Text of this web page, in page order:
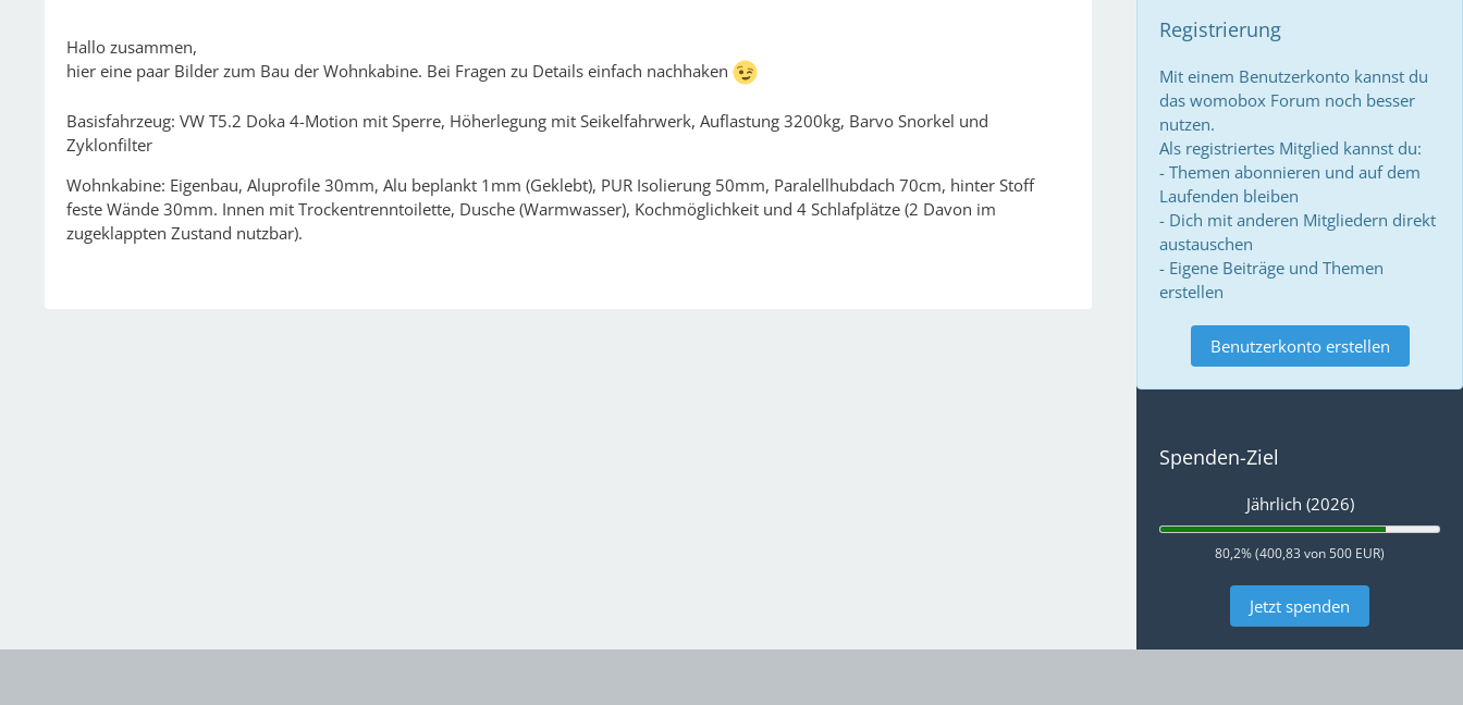
Hallo zusammen,
hier eine paar Bilder zum Bau der Wohnkabine. Bei Fragen zu Details einfach nachhaken
Basisfahrzeug: VW T5.2 Doka 4-Motion mit Sperre, Höherlegung mit Seikelfahrwerk, Auflastung 3200kg, Barvo Snorkel und
Zyklonfilter
Wohnkabine: Eigenbau, Aluprofile 30mm, Alu beplankt 1mm (Geklebt), PUR Isolierung 50mm, Paralellhubdach 70cm, hinter Stoff
feste Wände 30mm. Innen mit Trockentrenntoilette, Dusche (Warmwasser), Kochmöglichkeit und 4 Schlafplätze (2 Davon im
zugeklappten Zustand nutzbar).
Registrierung
Mit einem Benutzerkonto kannst du
das womobox Forum noch besser
nutzen.
Als registriertes Mitglied kannst du:
- Themen abonnieren und auf dem
Laufenden bleiben
- Dich mit anderen Mitgliedern direkt
austauschen
- Eigene Beiträge und Themen
erstellen
Benutzerkonto erstellen
Spenden-Ziel
Jährlich (2026)
80,2% (400,83 von 500 EUR)
Jetzt spenden